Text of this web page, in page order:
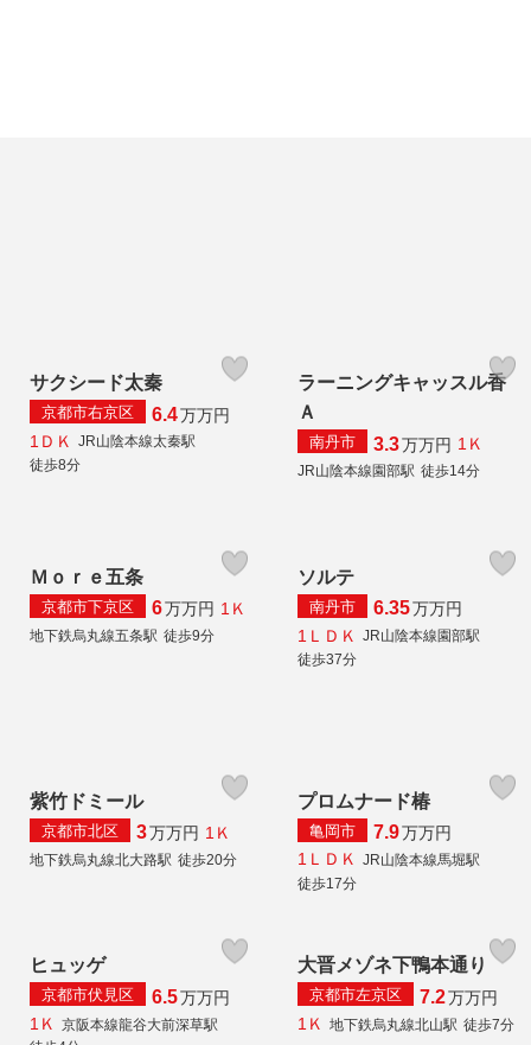
サクシード太秦
京都市右京区 6.4万万円
1ＤＫ
JR山陰本線太秦駅
徒歩8分
ラーニングキャッスル香
Ａ
南丹市 3.3万万円 1Ｋ
JR山陰本線園部駅 徒歩14分
Ｍｏｒｅ五条
京都市下京区 6万万円 1Ｋ
地下鉄烏丸線五条駅 徒歩9分
ソルテ
南丹市 6.35万万円
1ＬＤＫ
JR山陰本線園部駅
徒歩37分
紫竹ドミール
京都市北区 3万万円 1Ｋ
地下鉄烏丸線北大路駅 徒歩20分
プロムナード椿
亀岡市 7.9万万円
1ＬＤＫ JR山陰本線馬堀駅
徒歩17分
ヒュッゲ
京都市伏見区 6.5万万円
1Ｋ
京阪本線龍谷大前深草駅
大晋メゾネ下鴨本通り
京都市左京区 7.2万万円
1Ｋ
地下鉄烏丸線北山駅 徒歩7分